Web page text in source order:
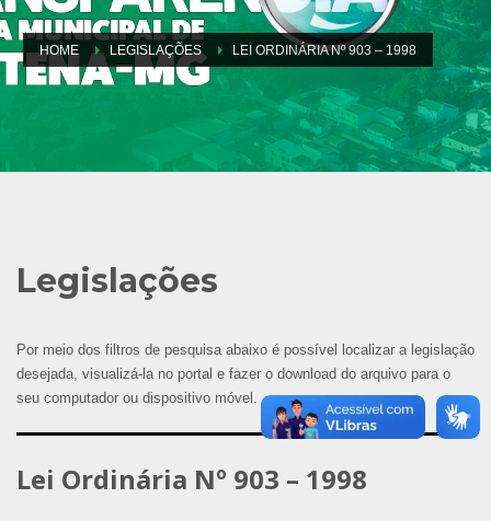
HOME LEGISLAÇÕES LEI ORDINÁRIA Nº 903 – 1998
Legislações
Por meio dos filtros de pesquisa abaixo é possível localizar a legislação
desejada, visualizá-la no portal e fazer o download do arquivo para o
seu computador ou dispositivo móvel.
Lei Ordinária Nº 903 – 1998